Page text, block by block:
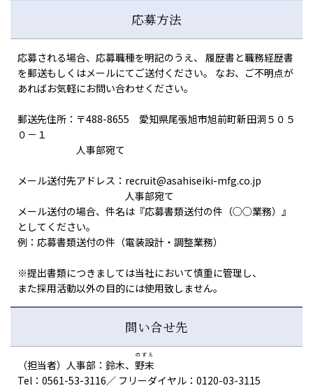
応募方法
応募される場合、応募職種を明記のうえ、 履歴書と職務経歴書
を郵送もしくはメールにてご送付ください。 なお、ご不明点が
あればお気軽にお問い合わせください。
郵送先住所：〒488-8655 愛知県尾張旭市旭前町新田洞５０５
０－１
人事部宛て
メール送付先アドレス：recruit@asahiseiki-mfg.co.jp
人事部宛て
メール送付の場合、件名は『応募書類送付の件（○○業務）』
としてください。
例：応募書類送付の件（電装設計・調整業務）
※提出書類につきましては当社において慎重に管理し、
また採用活動以外の目的には使用致しません。
問い合せ先
（担当者）人事部：鈴木、 野末
のずえ
Tel：0561-53-3116／ フリーダイヤル：0120-03-3115